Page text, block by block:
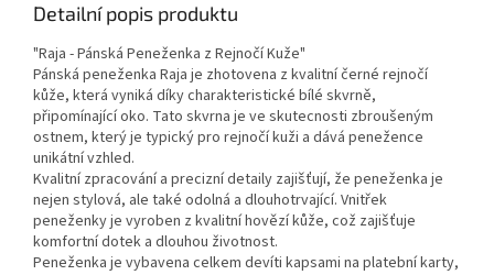
Detailní popis produktu
"Raja - Pánská Peneženka z Rejnočí Kuže"
Pánská peneženka Raja je zhotovena z kvalitní černé rejnočí
kůže, která vyniká díky charakteristické bílé skvrně,
připomínající oko. Tato skvrna je ve skutecnosti zbroušeným
ostnem, který je typický pro rejnočí kuži a dává penežence
unikátní vzhled.
Kvalitní zpracování a precizní detaily zajišťují, že peneženka je
nejen stylová, ale také odolná a dlouhotrvající. Vnitřek
peneženky je vyroben z kvalitní hovězí kůže, což zajišťuje
komfortní dotek a dlouhou životnost.
Peneženka je vybavena celkem devíti kapsami na platební karty,